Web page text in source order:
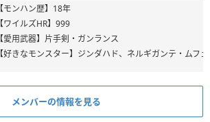
【モンハン歴】18年
【ワイルズHR】999
【愛用武器】片手剣・ガンランス
【好きなモンスター】ジンダハド、ネルギガンテ・ムフ
メンバーの情報を見る